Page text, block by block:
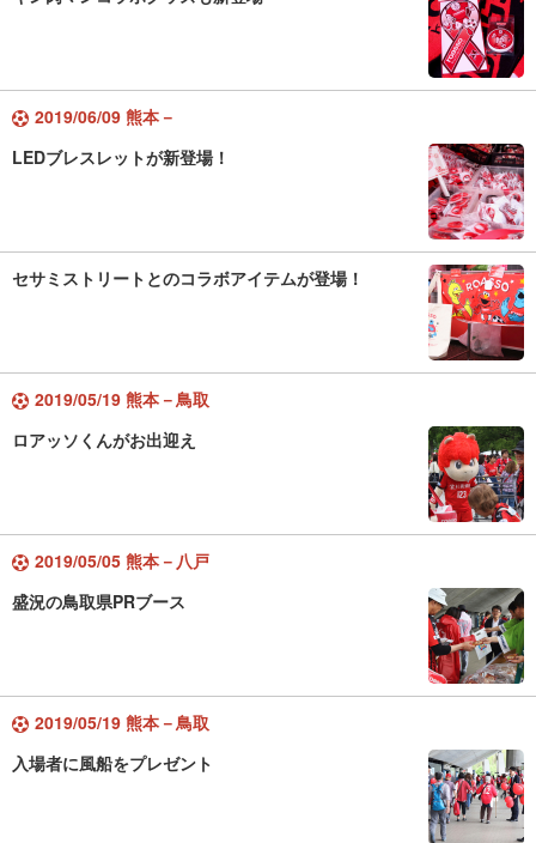
2019/06/09 熊本－
LEDブレスレットが新登場！
セサミストリートとのコラボアイテムが登場！
2019/05/19 熊本－鳥取
ロアッソくんがお出迎え
2019/05/05 熊本－八戸
盛況の鳥取県PRブース
2019/05/19 熊本－鳥取
入場者に風船をプレゼント